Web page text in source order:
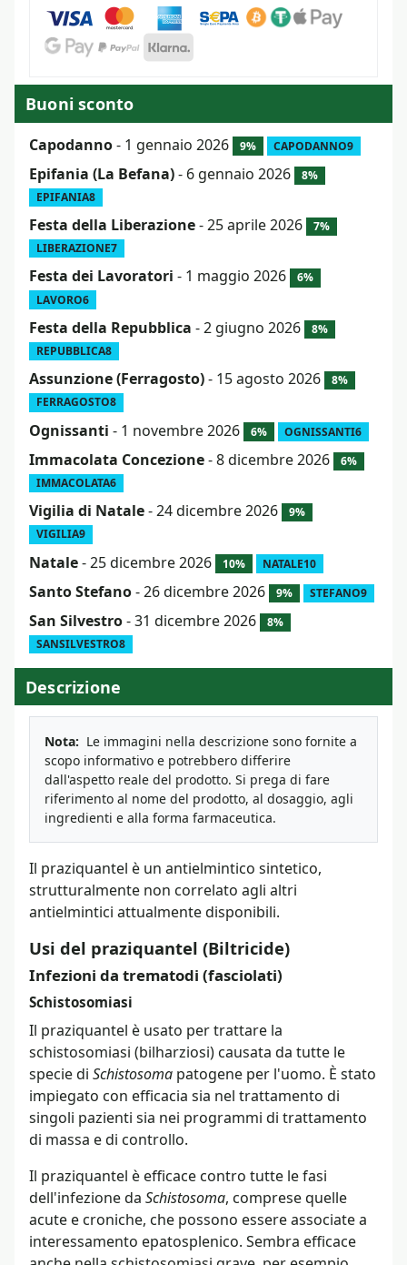
Buoni sconto
Capodanno- 1 gennaio 2026 9% CAPODANNO9
Epifania (La Befana)- 6 gennaio 2026
8%
EPIFANIA8
Festa della Liberazione- 25 aprile 2026
7%
LIBERAZIONE7
Festa dei Lavoratori - 1 maggio 2026
6%
LAVORO6
Festa della Repubblica - 2 giugno 2026
8%
REPUBBLICA8
Assunzione (Ferragosto)- 15 agosto 2026
8%
FERRAGOSTO8
Ognissanti - 1 novembre 2026 6% OGNISSANTI6
Immacolata Concezione- 8 dicembre 2026
6%
IMMACOLATA6
Vigilia di Natale- 24 dicembre 2026
9%
VIGILIA9
Natale- 25 dicembre 2026 10% NATALE10
Santo Stefano- 26 dicembre 2026 9% STEFANO9
San Silvestro- 31 dicembre 2026
8%
SANSILVESTRO8
Descrizione
Nota: Le immagini nella descrizione sono fornite a
scopo informativo e potrebbero differire
dall'aspetto reale del prodotto. Si prega di fare
riferimento al nome del prodotto, al dosaggio, agli
ingredienti e alla forma farmaceutica.
Il praziquantel è un antielmintico sintetico,
strutturalmente non correlato agli altri
antielmintici attualmente disponibili.
Usi del praziquantel (Biltricide)
Infezioni da trematodi (fasciolati)
Schistosomiasi
Il praziquantel è usato per trattare la
schistosomiasi (bilharziosi) causata da tutte le
specie di Schistosoma patogene per l'uomo. È stato
impiegato con efficacia sia nel trattamento di
singoli pazienti sia nei programmi di trattamento
di massa e di controllo.
Il praziquantel è efficace contro tutte le fasi
dell'infezione da Schistosoma, comprese quelle
acute e croniche, che possono essere associate a
interessamento epatosplenico. Sembra efficace